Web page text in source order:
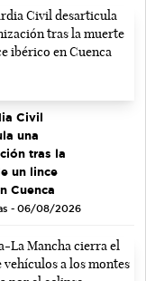
Civil
una
tras la
un lince
Cuenca
- 06/08/2026